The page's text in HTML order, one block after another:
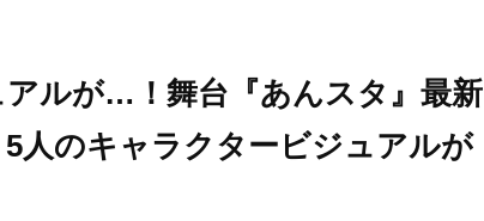
ルが…！舞台『あんスタ』最新
人のキャラクタービジュアルが